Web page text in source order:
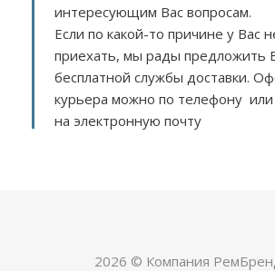
интересующим Вас вопросам.
Если по какой-то причине у Вас
приехать, мы рады предложить
бесплатной службы доставки.
курьера можно по телефону или
на электронную почту
2026 © Компания